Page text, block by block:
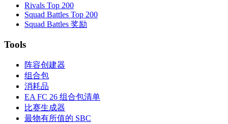
Rivals Top 200
Squad Battles Top 200
Squad Battles 奖励
Tools
阵容创建器
组合包
消耗品
EA FC 26 组合包清单
比赛生成器
最物有所值的 SBC